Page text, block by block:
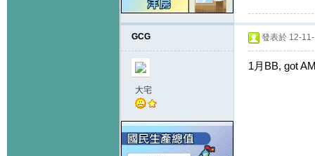
GCG
大宅
發表於 12-
1月BB, got